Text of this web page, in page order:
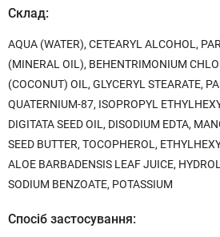
Склад:
AQUA (WATER), CETEARYL ALCOHOL,
(MINERAL OIL), BEHENTRIMONIUM
(COCONUT) OIL, GLYCERYL STEARATE,
QUATERNIUM-87, ISOPROPYL
DIGITATA SEED OIL, DISODIUM EDTA,
SEED BUTTER, TOCOPHEROL,
ALOE BARBADENSIS LEAF JUICE,
SODIUM BENZOATE, POTASSIUM
Спосіб застосування: